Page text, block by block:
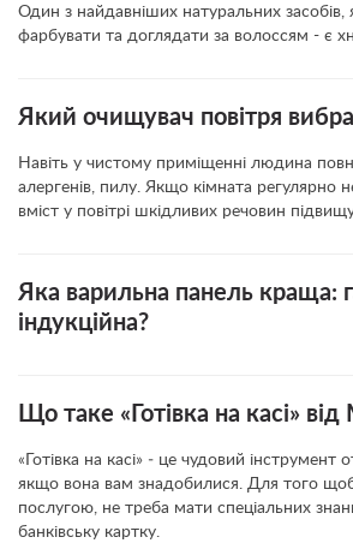
Один з найдавніших натуральних засобів,
фарбувати та доглядати за волоссям - є
Який очищувач повітря
Навіть у чистому приміщенні людина
алергенів, пилу. Якщо кімната регулярно
вміст у повітрі шкідливих речовин
Яка варильна панель краща:
індукційна?
Що таке «Готівка на касі»
«Готівка на касі» ‒ це чудовий інструмент
якщо вона вам знадобилися. Для того
послугою, не треба мати спеціальних
банківську картку.